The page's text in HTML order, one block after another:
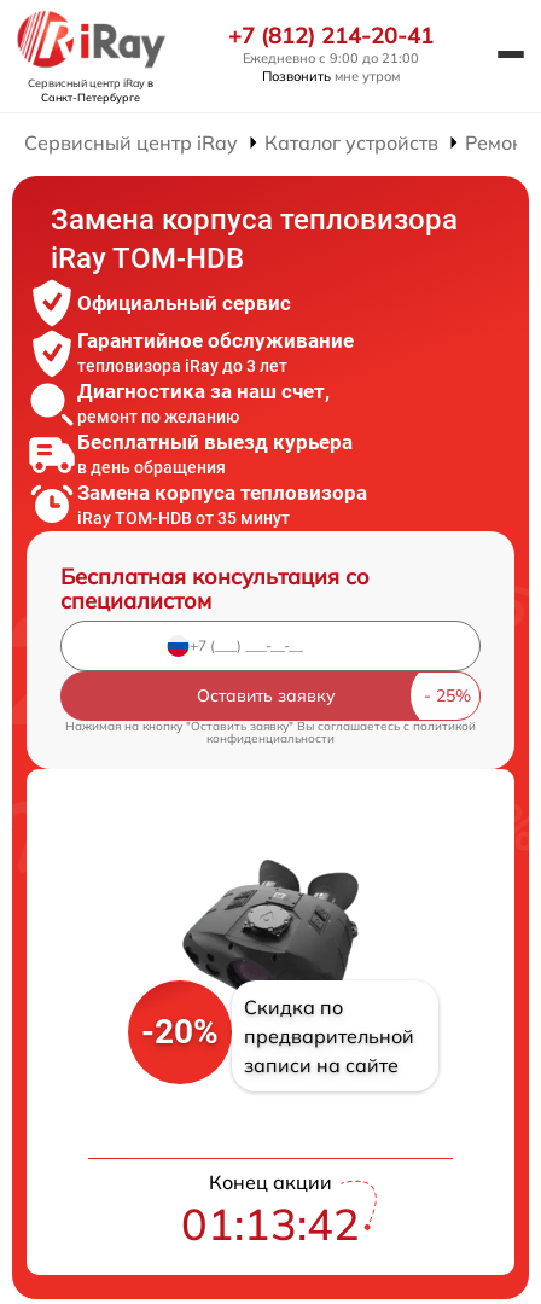
Сервисный центр iRayв
Санкт-Петербурге
+7 (812) 214-20-41
Ежедневно с 9:00 до 21:00
Позвонить мне утром
Сервисный центр iRay Каталог устройств Ремонт
Замена корпуса тепловизора
iRay TOM-HDB
Официальный сервис
Гарантийное обслуживание
тепловизора iRay до 3 лет
Диагностика за наш счет,
ремонт по желанию
Бесплатный выезд курьера
в день обращения
Замена корпуса тепловизора
iRay TOM-HDB от 35 минут
Бесплатная консультация со
специалистом
Оставить заявку
Нажимая на кнопку "Оставить заявку" Вы соглашаетесь cполитикой
конфиденциальности
-20%
Скидка по
предварительной
записи на сайте
Конец акции
01:13:41